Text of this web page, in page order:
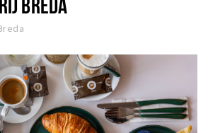
BREDA